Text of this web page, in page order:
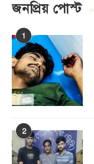
জনপ্রিয় পোস্ট
1
2